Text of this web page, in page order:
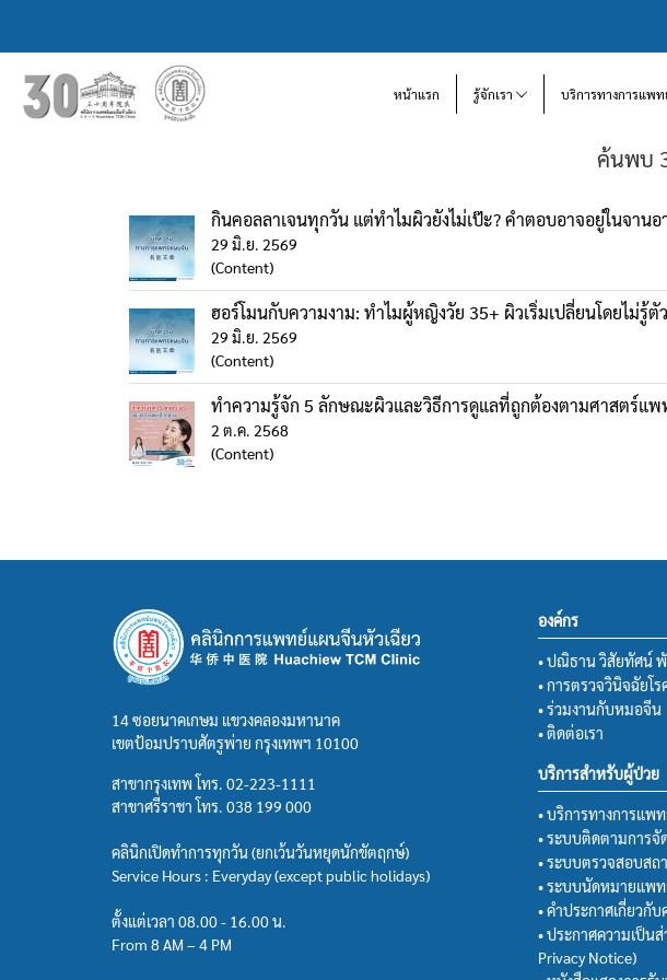
หน้าแรก รู้จักเรา บริการทางการแพ
ค้นพบ
กินคอลลาเจนทุกวัน แต่ทำไมผิวยังไม่เป๊ะ? คำตอบอาจอยู่ในจาน
29 มิ.ย. 2569
(Content)
ฮอร์โมนกับความงาม: ทำไมผู้หญิงวัย 35+ ผิวเริ่มเปลี่ยนโดยไม่
29 มิ.ย. 2569
(Content)
ทำความรู้จัก 5 ลักษณะผิวและวิธีการดูแลที่ถูกต้องตามศาสตร์แ
2 ต.ค. 2568
(Content)
14 ซอยนาคเกษม แขวงคลองมหานาค
เขตป้อมปราบศัตรูพ่าย กรุงเทพฯ 10100
สาขากรุงเทพ โทร. 02-223-1111
สาขาศรีราชา โทร. 038 199 000
คลินิกเปิดทำการทุกวัน (ยกเว้นวันหยุดนักขัตฤกษ์)
Service Hours : Everyday (except public holidays)
ตั้งแต่เวลา 08.00 - 16.00 น.
From 8 AM – 4 PM
องค์กร
• ปณิธาน วิสัยทัศน์
• การตรวจวินิจฉัยโ
• ร่วมงานกับหมอจีน
• ติดต่อเรา
บริการสำหรับผู้ป่วย
• บริการทางการแพ
• ระบบติดตามการจั
• ระบบตรวจสอบสถ
• ระบบนัดหมายแพ
• คำประกาศเกี่ยวกั
• ประกาศความเป็น
Privacy Notice)